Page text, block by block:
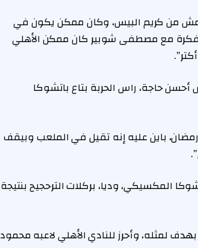
من كريم البيس، وكان ممكن يكون في
مع مصطفى شوبير كان ممكن الأهلي
حاجة، راس الحربة بتاع باتشوكا
باين عليه إنه تقيل في الملعب وبيقف
المكسيكي، وديا، بركلات الترحجيح بنتيجة
لمثله، وأحرز للنادي الأهلي لاعبه محمود